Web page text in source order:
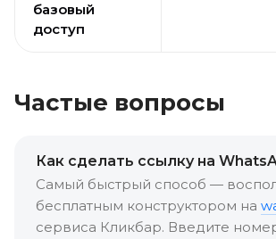
базовый
доступ
Частые вопросы
Как сделать ссылку на
Самый быстрый способ —
бесплатным конструктором на
сервиса Кликбар. Введите